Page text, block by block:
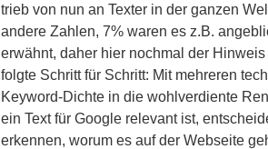
trieb von nun an Texter in der ganzen
andere Zahlen, 7% waren es z.B.
erwähnt, daher hier nochmal der Hinweis
folgte Schritt für Schritt: Mit mehreren
Keyword-Dichte in die wohlverdiente
ein Text für Google relevant ist,
erkennen, worum es auf der Webseite